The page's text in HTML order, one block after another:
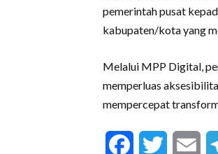
pemerintah pusat
kabupaten/kota yang
Melalui MPP Digital,
memperluas
mempercepat
FacebookTwitter